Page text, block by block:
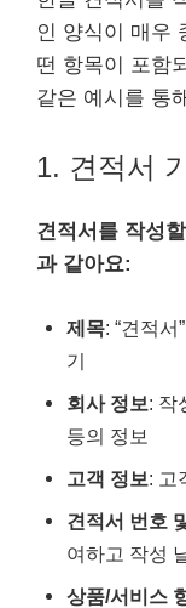
인 양식이 매우
떤 항목이 포함
같은 예시를 통
1. 견적서
견적서를 작성
과 같아요:
제목: “견적
기
회사 정보: 작
등의 정보
고객 정보: 고
견적서 번호
여하고 작성
상품/서비스